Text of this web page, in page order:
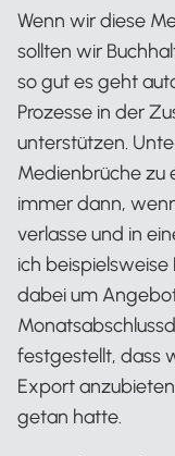
Wenn wir diese
sollten wir
so gut es geht
Prozesse in der
unterstützen.
Medienbrüche zu
immer dann,
verlasse und in
ich
dabei um
festgestellt, dass
Export
getan hatte.